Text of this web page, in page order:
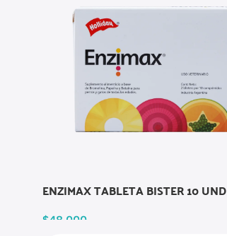
ENZIMAX TABLETA BISTER 10 UND
$48.000